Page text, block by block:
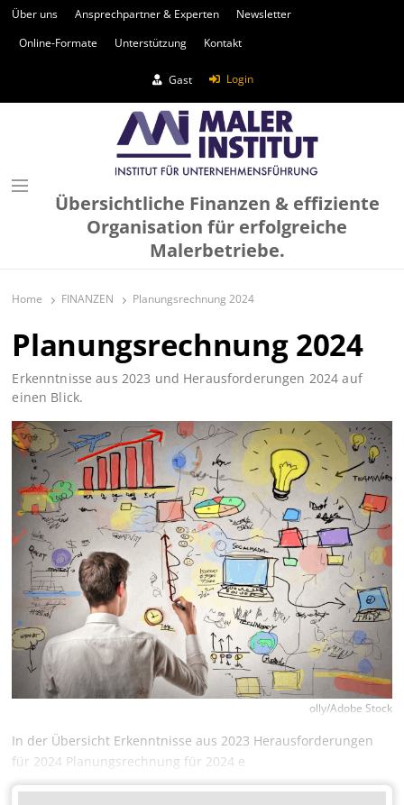
Über uns Ansprechpartner & Experten
Newsletter
Online-Formate
Unterstützung Kontakt
Gast Login
Übersichtliche Finanzen & effiziente
Organisation für erfolgreiche
Malerbetriebe.
Home FINANZEN Planungsrechnung 2024
Planungsrechnung 2024
Erkenntnisse aus 2023 und Herausforderungen 2024 auf
einen Blick.
olly/Adobe Stock
In der Übersicht Erkenntnisse aus 2023 Herausforderungen
für 2024 Planungsrechnung für 2024 e